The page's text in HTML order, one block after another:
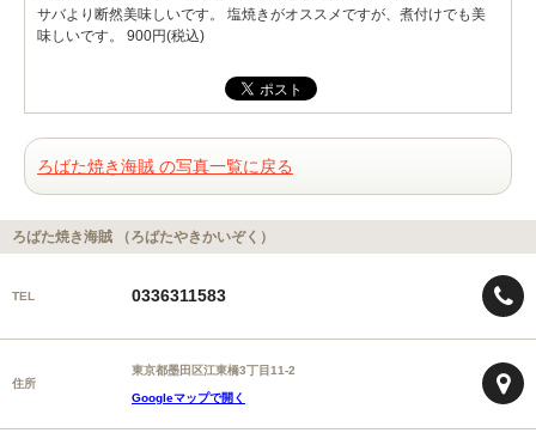
サバより断然美味しいです。 塩焼きがオススメですが、煮付けでも美
味しいです。 900円(税込)
ろばた焼き海賊 の写真一覧に戻る
ろばた焼き海賊 （ろばたやきかいぞく）
TEL 0336311583
住所
東京都墨田区江東橋3丁目11-2
Googleマップで開く